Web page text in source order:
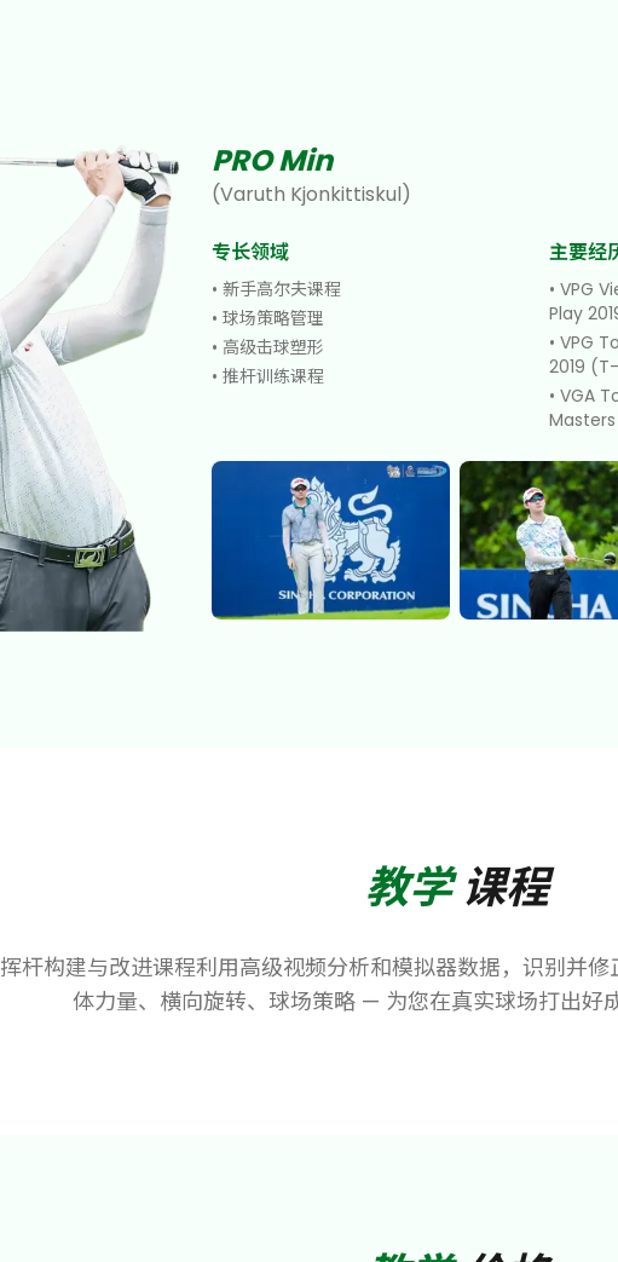
PRO Min
(Varuth Kjonkittiskul)
专长领域
•新手高尔夫课程
•球场策略管理
• 高级击球塑形
•推杆训练课程
主要经
• VPG
Play
• VPG
2019
• VGA
教学 课程
挥杆构建与改进课程利用高级视频分析和模拟器数据，识别并
体力量、横向旋转、球场策略 — 为您在真实球场打出好